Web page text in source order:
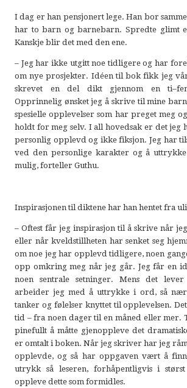
I dag er han pensjonert lege. Han bor
har to barn og barnebarn. Spredte glimt
Kanskje blir det med den ene.
– Jeg har ikke utgitt noe tidligere og har
om nye prosjekter. Idéen til bok fikk jeg
skrevet en del dikt gjennom en
Opprinnelig ønsket jeg å skrive til mine
spesielle opplevelser som har preget meg
holdt for meg selv. I all hovedsak er det jeg
personlig opplevd og ikke fiksjon. Jeg har
ved den personlige karakter og å
mulig, forteller Guthu.
Inspirasjonen til diktene har han hentet fra
– Oftest får jeg inspirasjon til å skrive når
eller når kveldstillheten har senket seg
om noe jeg har opplevd tidligere, noen
opp omkring meg når jeg går. Jeg får en
noen sentrale setninger. Mens det
arbeider jeg med å uttrykke i ord, så
tanker og følelser knyttet til opplevelsen.
tid – fra noen dager til en måned eller
pinefullt å måtte gjenoppleve det
er omtalt i boken. Når jeg skriver har jeg
opplevde, og så har oppgaven vært å
utrykk så leseren, forhåpentligvis i
oppleve dette som formidles.